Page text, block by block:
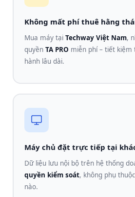
Không mất phí thuê hằng
Mua máy tại Techway Việt Nam,
quyền TA PRO miễn phí – tiết kiệm
hành lâu dài.
Máy chủ đặt trực tiếp tại
Dữ liệu lưu nội bộ trên hệ thống
quyền kiểm soát, không phụ
nào.